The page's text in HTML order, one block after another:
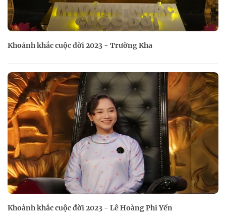
Khoảnh khắc cuộc đời 2023 - Trường Kha
Khoảnh khắc cuộc đời 2023 - Lê Hoàng Phi Yến